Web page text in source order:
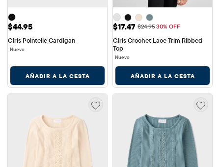
Precio: $44.95
$44.95
Girls Pointelle Cardigan
Nuevo
AÑADIR A LA CESTA
Precio de venta: $17.47
$17.47 Precio original: $24.95
$24.95
Girls Crochet Lace Trim Ribbed
Top
Nuevo
AÑADIR A LA CESTA